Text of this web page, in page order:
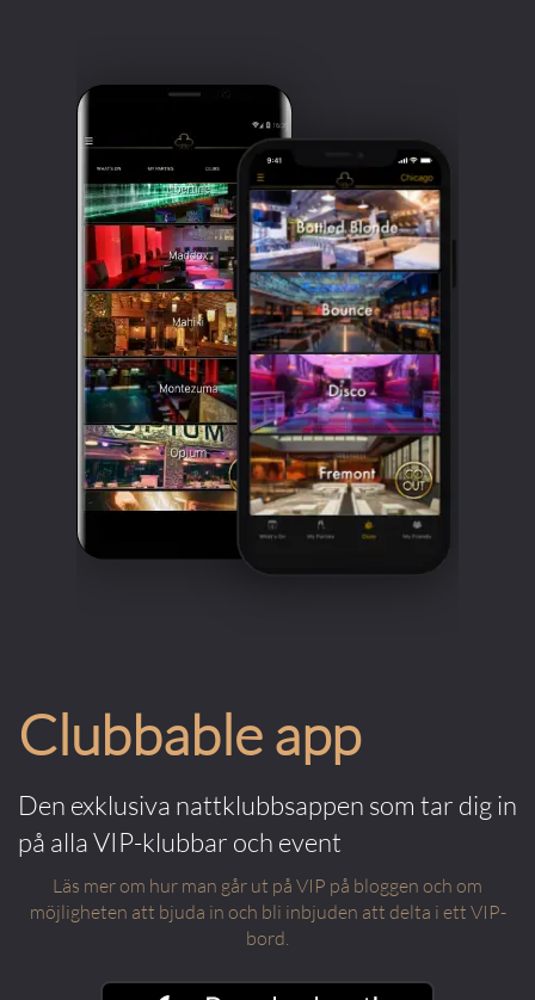
Clubbable app
Den exklusiva nattklubbsappen som tar dig in
på alla VIP-klubbar och event
Läs mer om hur man går ut på VIP på bloggen och om
möjligheten att bjuda in och bli inbjuden att delta i ett VIP-
bord.